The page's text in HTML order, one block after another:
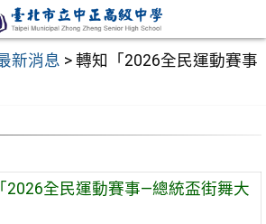
新消息 > 轉知「2026全民運動賽事
2026全民運動賽事—總統盃街舞大